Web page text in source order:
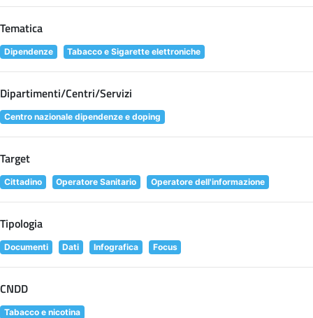
Tematica
Dipendenze Tabacco e Sigarette elettroniche
Dipartimenti/Centri/Servizi
Centro nazionale dipendenze e doping
Target
Cittadino Operatore Sanitario Operatore dell'informazione
Tipologia
Documenti Dati Infografica Focus
CNDD
Tabacco e nicotina